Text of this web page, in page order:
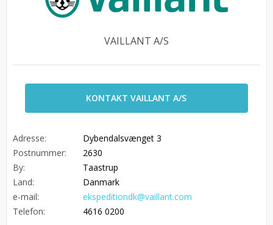
VAILLANT A/S
KONTAKT VAILLANT A/S
Adresse:
Dybendalsvænget 3
Postnummer:
2630
By:
Taastrup
Land:
Danmark
e-mail:
ekspeditiondk@vaillant.com
Telefon:
4616 0200